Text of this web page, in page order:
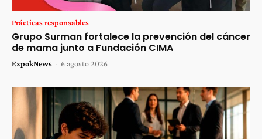
Prácticas responsables
Grupo Surman fortalece la prevención del cáncer
de mama junto a Fundación CIMA
ExpokNews - 6 agosto 2026